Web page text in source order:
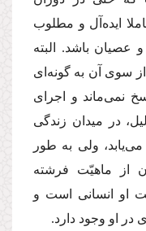
ایده‌آل و مطلوب
و عصیان باشد. البته
سوى آن به گونه‌اى
نمى‌ماند و اجراى
در میدان زندگى
ولى به طور
از ماهیّت فرشته
او انسانى است و
در او وجود دارد.